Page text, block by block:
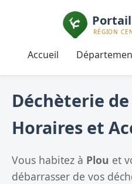
Accueil
Déchèterie de
Horaires et
Vous habitez à Plou et
débarrasser de vos